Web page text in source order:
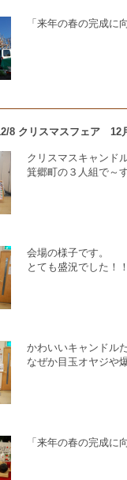
「来年の春の完成に
8 クリスマスフェア 12
クリスマスキャンド
箕郷町の３人組で～す
会場の様子です。
とても盛況でした！！
かわいいキャンドル
なぜか目玉オヤジや
「来年の春の完成に